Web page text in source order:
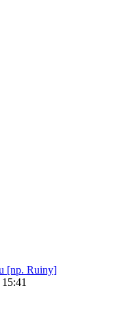
[np. Ruiny]